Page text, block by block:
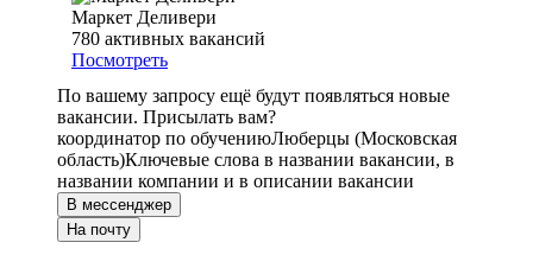
Маркет Деливери
780 активных вакансий
Посмотреть
По вашему запросу ещё будут появляться новые
вакансии. Присылать вам?
координатор по обучениюЛюберцы (Московская
область)Ключевые слова в названии вакансии, в
названии компании и в описании вакансии
В мессенджер
На почту